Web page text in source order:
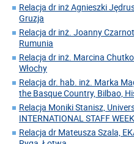
Relacja dr inż Agnieszki
Gruzja
Relacja dr inż. Joanny
Rumunia
Relacja dr inż. Marcina
Włochy
Relacja dr. hab. inż. Marka
the Basque Country, Bilbao,
Relacja Moniki Stanisz,
INTERNATIONAL STAFF
Relacja dr Mateusza Szala,